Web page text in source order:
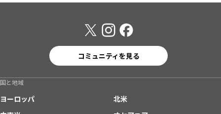
コミュニティを見る
国と地域
ヨーロッパ
北米